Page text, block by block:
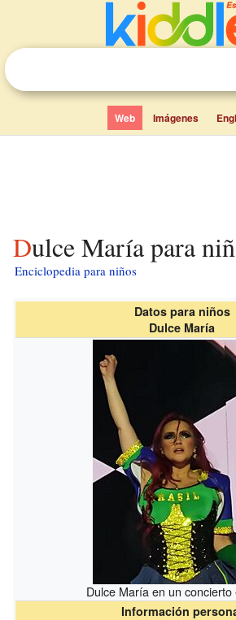
Web Imágenes
Dulce María para
Enciclopedia para niños
Datos para niños
Dulce María
Dulce María en un concierto
Información